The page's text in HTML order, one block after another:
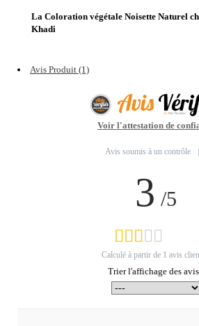
La Coloration végétale Noisette Naturel
Khadi
Avis Produit (1)
Voir l'attestation de
Avis soumis à un contrôle
3 /5
Calculé à partir de 1 avis
Trier l'affichage des